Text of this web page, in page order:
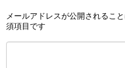
メールアドレスが公開されること
須項目です